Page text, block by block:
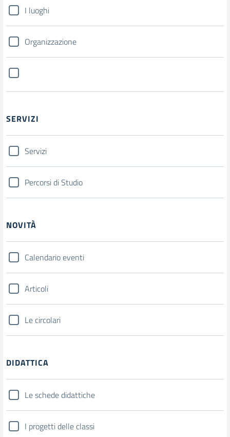
I luoghi
Organizzazione
SERVIZI
Servizi
Percorsi di Studio
NOVITÀ
Calendario eventi
Articoli
Le circolari
DIDATTICA
Le schede didattiche
I progetti delle classi